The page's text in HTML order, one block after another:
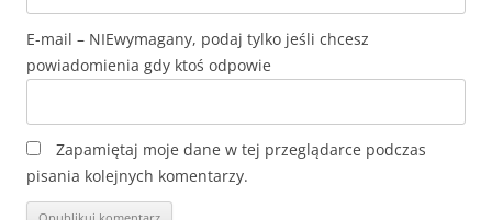
E-mail
Zapamiętaj moje dane w tej przeglądarce podczas
pisania kolejnych komentarzy.